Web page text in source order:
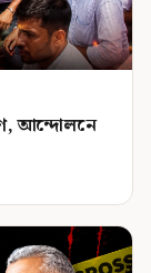
আন্দোলনে